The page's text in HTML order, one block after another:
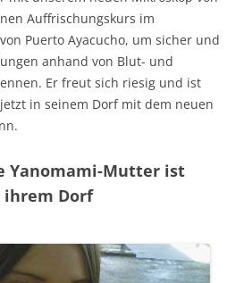
Auffrischungskurs im
Puerto Ayacucho, um sicher und
anhand von Blut- und
Er freut sich riesig und ist
in seinem Dorf mit dem neuen
Yanomami-Mutter ist
Dorf